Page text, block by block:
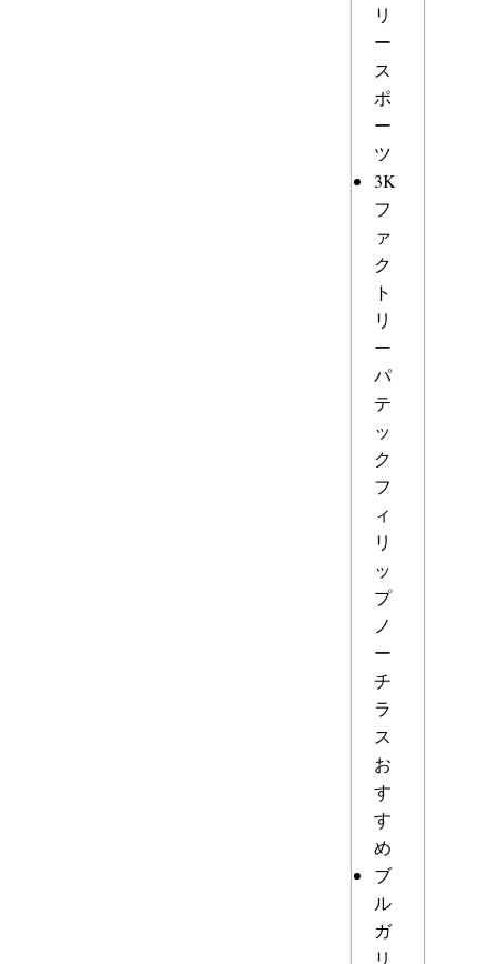
リ
ー
ス
ポ
ー
ツ
3K
フ
ァ
ク
ト
リ
ー
パ
テ
ッ
ク
フ
ィ
リ
ッ
プ
ノ
ー
チ
ラ
ス
お
す
す
め
ブ
ル
ガ
リ